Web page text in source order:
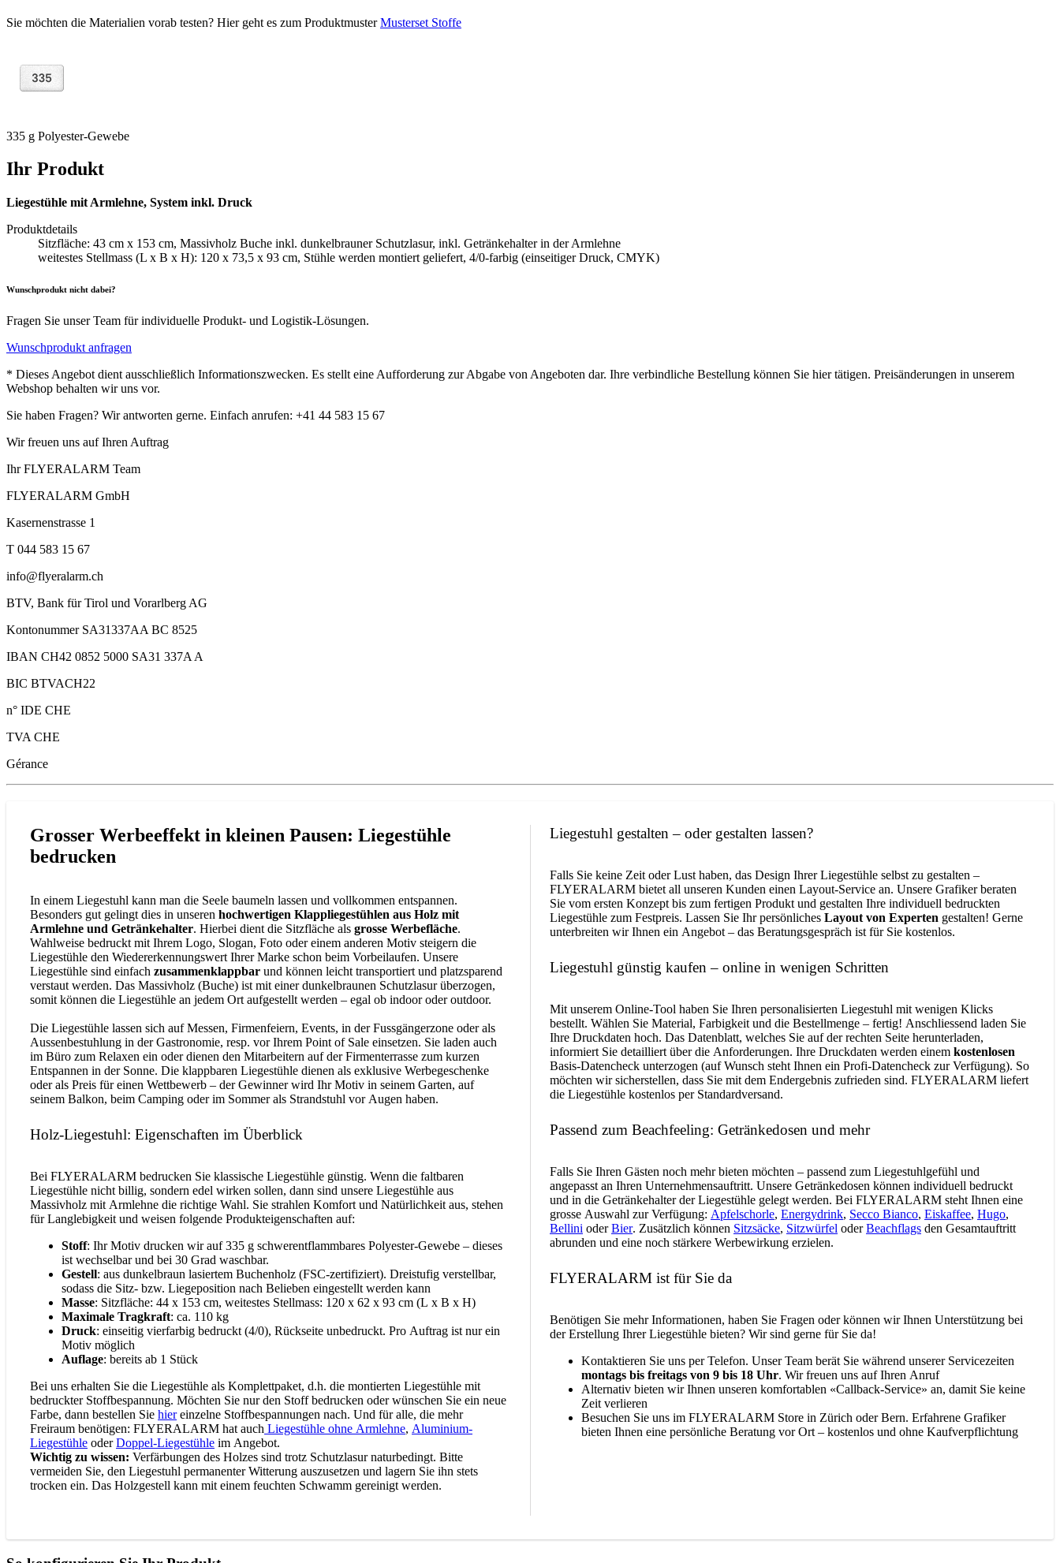
Sie möchten die Materialien vorab testen? Hier geht es zum ProduktmusterMusterset Stoffe
335 g Polyester-Gewebe
Ihr Produkt
Liegestühle mit Armlehne, System inkl. Druck
Produktdetails
Sitzfläche: 43 cm x 153 cm, Massivholz Buche inkl. dunkelbrauner Schutzlasur, inkl. Getränkehalter in der Armlehne
weitestes Stellmass (L x B x H): 120 x 73,5 x 93 cm, Stühle werden montiert geliefert, 4/0-farbig (einseitiger Druck, CMYK)
Wunschprodukt nicht dabei?
Fragen Sie unser Team für individuelle Produkt- und Logistik-Lösungen.
Wunschprodukt anfragen
* Dieses Angebot dient ausschließlich Informationszwecken. Es stellt eine Aufforderung zur Abgabe von Angeboten dar. Ihre verbindliche Bestellung können Sie hier tätigen. Preisänderungen in unserem
Webshop behalten wir uns vor.
Sie haben Fragen? Wir antworten gerne. Einfach anrufen: +41 44 583 15 67
Wir freuen uns auf Ihren Auftrag
Ihr FLYERALARM Team
FLYERALARM GmbH
Kasernenstrasse 1
T 044 583 15 67
info@flyeralarm.ch
BTV, Bank für Tirol und Vorarlberg AG
Kontonummer SA31337AA BC 8525
IBAN CH42 0852 5000 SA31 337A A
BIC BTVACH22
n° IDE CHE
TVA CHE
Gérance
Grosser Werbeeffekt in kleinen Pausen: Liegestühle
bedrucken
In einem Liegestuhl kann man die Seele baumeln lassen und vollkommen entspannen.
Besonders gut gelingt dies in unseren hochwertigen Klappliegestühlen aus Holz mit
Armlehne und Getränkehalter. Hierbei dient die Sitzfläche als grosse Werbefläche.
Wahlweise bedruckt mit Ihrem Logo, Slogan, Foto oder einem anderen Motiv steigern die
Liegestühle den Wiedererkennungswert Ihrer Marke schon beim Vorbeilaufen. Unsere
Liegestühle sind einfach zusammenklappbar und können leicht transportiert und platzsparend
verstaut werden. Das Massivholz (Buche) ist mit einer dunkelbraunen Schutzlasur überzogen,
somit können die Liegestühle an jedem Ort aufgestellt werden – egal ob indoor oder outdoor.
Die Liegestühle lassen sich auf Messen, Firmenfeiern, Events, in der Fussgängerzone oder als
Aussenbestuhlung in der Gastronomie, resp. vor Ihrem Point of Sale einsetzen. Sie laden auch
im Büro zum Relaxen ein oder dienen den Mitarbeitern auf der Firmenterrasse zum kurzen
Entspannen in der Sonne. Die klappbaren Liegestühle dienen als exklusive Werbegeschenke
oder als Preis für einen Wettbewerb – der Gewinner wird Ihr Motiv in seinem Garten, auf
seinem Balkon, beim Camping oder im Sommer als Strandstuhl vor Augen haben.
Holz-Liegestuhl: Eigenschaften im Überblick
Bei FLYERALARM bedrucken Sie klassische Liegestühle günstig. Wenn die faltbaren
Liegestühle nicht billig, sondern edel wirken sollen, dann sind unsere Liegestühle aus
Massivholz mit Armlehne die richtige Wahl. Sie strahlen Komfort und Natürlichkeit aus, stehen
für Langlebigkeit und weisen folgende Produkteigenschaften auf:
Stoff: Ihr Motiv drucken wir auf 335 g schwerentflammbares Polyester-Gewebe – dieses
ist wechselbar und bei 30 Grad waschbar.
Gestell: aus dunkelbraun lasiertem Buchenholz (FSC-zertifiziert). Dreistufig verstellbar,
sodass die Sitz- bzw. Liegeposition nach Belieben eingestellt werden kann
Masse: Sitzfläche: 44 x 153 cm, weitestes Stellmass: 120 x 62 x 93 cm (L x B x H)
Maximale Tragkraft: ca. 110 kg
Druck: einseitig vierfarbig bedruckt (4/0), Rückseite unbedruckt. Pro Auftrag ist nur ein
Motiv möglich
Auflage: bereits ab 1 Stück
Bei uns erhalten Sie die Liegestühle als Komplettpaket, d.h. die montierten Liegestühle mit
bedruckter Stoffbespannung. Möchten Sie nur den Stoff bedrucken oder wünschen Sie ein neue
Farbe, dann bestellen Sie hiereinzelne Stoffbespannungen nach. Und für alle, die mehr
Freiraum benötigen: FLYERALARM hat auch Liegestühle ohne Armlehne, Aluminium-
Liegestühle oderDoppel-Liegestühle im Angebot.
Wichtig zu wissen: Verfärbungen des Holzes sind trotz Schutzlasur naturbedingt. Bitte
vermeiden Sie, den Liegestuhl permanenter Witterung auszusetzen und lagern Sie ihn stets
trocken ein. Das Holzgestell kann mit einem feuchten Schwamm gereinigt werden.
Liegestuhl gestalten – oder gestalten lassen?
Falls Sie keine Zeit oder Lust haben, das Design Ihrer Liegestühle selbst zu gestalten –
FLYERALARM bietet all unseren Kunden einen Layout-Service an. Unsere Grafiker beraten
Sie vom ersten Konzept bis zum fertigen Produkt und gestalten Ihre individuell bedruckten
Liegestühle zum Festpreis. Lassen Sie Ihr persönliches Layout von Experten gestalten! Gerne
unterbreiten wir Ihnen ein Angebot – das Beratungsgespräch ist für Sie kostenlos.
Liegestuhl günstig kaufen – online in wenigen Schritten
Mit unserem Online-Tool haben Sie Ihren personalisierten Liegestuhl mit wenigen Klicks
bestellt. Wählen Sie Material, Farbigkeit und die Bestellmenge – fertig! Anschliessend laden Sie
Ihre Druckdaten hoch. Das Datenblatt, welches Sie auf der rechten Seite herunterladen,
informiert Sie detailliert über die Anforderungen. Ihre Druckdaten werden einem kostenlosen
Basis-Datencheck unterzogen (auf Wunsch steht Ihnen ein Profi-Datencheck zur Verfügung). So
möchten wir sicherstellen, dass Sie mit dem Endergebnis zufrieden sind. FLYERALARM liefert
die Liegestühle kostenlos per Standardversand.
Passend zum Beachfeeling: Getränkedosen und mehr
Falls Sie Ihren Gästen noch mehr bieten möchten – passend zum Liegestuhlgefühl und
angepasst an Ihren Unternehmensauftritt. Unsere Getränkedosen können individuell bedruckt
und in die Getränkehalter der Liegestühle gelegt werden. Bei FLYERALARM steht Ihnen eine
grosse Auswahl zur Verfügung: Apfelschorle, Energydrink, Secco Bianco, Eiskaffee, Hugo,
Bellini oderBier. Zusätzlich können Sitzsäcke, Sitzwürfel oderBeachflags den Gesamtauftritt
abrunden und eine noch stärkere Werbewirkung erzielen.
FLYERALARM ist für Sie da
Benötigen Sie mehr Informationen, haben Sie Fragen oder können wir Ihnen Unterstützung bei
der Erstellung Ihrer Liegestühle bieten? Wir sind gerne für Sie da!
Kontaktieren Sie uns per Telefon. Unser Team berät Sie während unserer Servicezeiten
montags bis freitags von 9 bis 18 Uhr. Wir freuen uns auf Ihren Anruf
Alternativ bieten wir Ihnen unseren komfortablen «Callback-Service» an, damit Sie keine
Zeit verlieren
Besuchen Sie uns im FLYERALARM Store in Zürich oder Bern. Erfahrene Grafiker
bieten Ihnen eine persönliche Beratung vor Ort – kostenlos und ohne Kaufverpflichtung